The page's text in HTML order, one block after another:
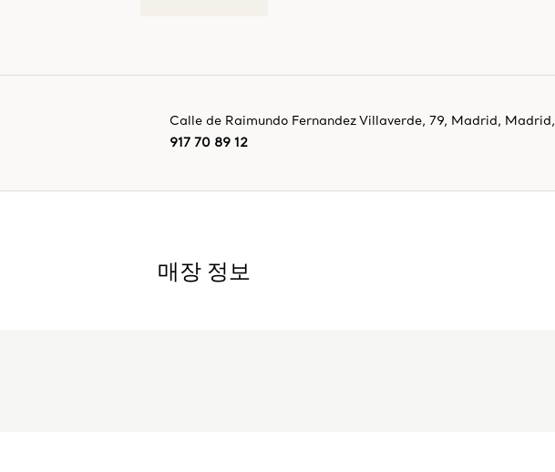
Calle de Raimundo Fernandez Villaverde, 79, Madrid, Madrid,
917 70 89 12
매장 정보